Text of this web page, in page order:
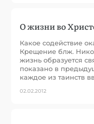
О жизни во
Какое содействие
Крещение блж.
жизнь образуется
показано в
каждое из таинств
02.02.2012